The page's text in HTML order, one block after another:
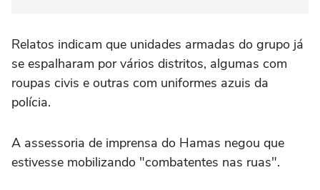
Relatos indicam que unidades armadas do grupo já
se espalharam por vários distritos, algumas com
roupas civis e outras com uniformes azuis da
polícia.
A assessoria de imprensa do Hamas negou que
estivesse mobilizando "combatentes nas ruas".